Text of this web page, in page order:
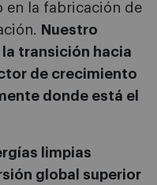
en la fabricación de
Nuestro
transición hacia
de crecimiento
donde está el
limpias
global superior